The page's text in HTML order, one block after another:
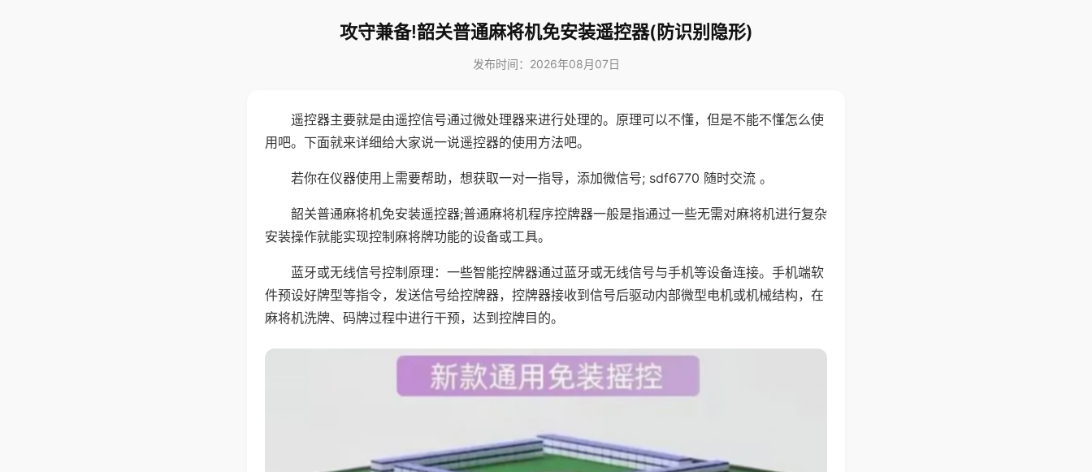
攻守兼备!韶关普通麻将机免安装遥控器(防识别隐形)
发布时间：2026年08月07日
遥控器主要就是由遥控信号通过微处理器来进行处理的。原理可以不懂，但是不能不懂怎么使
用吧。下面就来详细给大家说一说遥控器的使用方法吧。
若你在仪器使用上需要帮助，想获取一对一指导，添加微信号; sdf6770 随时交流 。
韶关普通麻将机免安装遥控器;普通麻将机程序控牌器一般是指通过一些无需对麻将机进行复杂
安装操作就能实现控制麻将牌功能的设备或工具。
蓝牙或无线信号控制原理：一些智能控牌器通过蓝牙或无线信号与手机等设备连接。手机端软
件预设好牌型等指令，发送信号给控牌器，控牌器接收到信号后驱动内部微型电机或机械结构，在
麻将机洗牌、码牌过程中进行干预，达到控牌目的。